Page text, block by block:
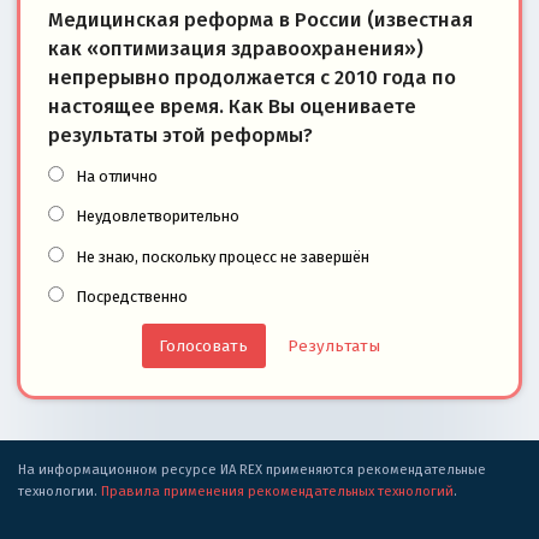
Медицинская реформа в России (известная
как «оптимизация здравоохранения»)
непрерывно продолжается с 2010 года по
настоящее время. Как Вы оцениваете
результаты этой реформы?
На отлично
Неудовлетворительно
Не знаю, поскольку процесс не завершён
Посредственно
Результаты
На информационном ресурсе ИА REX применяются рекомендательные
технологии. Правила применения рекомендательных технологий.